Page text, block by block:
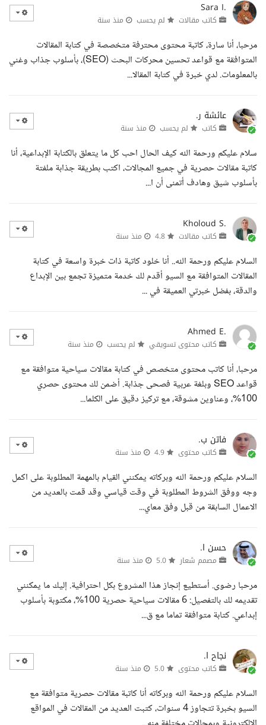
Sara I.
كاتب مقالات لم يحسب منذ سنة
مرحبا، أنا سارة، كاتبة محتوى محترفة متخصصة في كتابة المقالات
المتوافقة مع قواعد تحسين محركات البحث (SEO)، بأسلوب جذاب وغني
بالمعلومات. لدي خبرة في كتابة المقالا...
عائشة ر.
كاتب لم يحسب منذ سنة
سلام عليكم ورحمة الله كيف الحال احب كل ما يتعلق بالكتابة الإبداعية، أنا
كاتبة مقالات حصرية في جميع المجالات، اكتب بطريقة جذابة ملفتة
بأسلوب شيق وهادف أتمنى أن ا...
Kholoud S.
كاتب مقالات منذ سنة
السلام عليكم ورحمة الله.. أنا خلود كاتبة ذات خبرة واسعة في كتابة
المقالات المتوافقة مع السيو أقدم لك خدمة متميزة تجمع بين الإبداع
والدقة، بفضل خبرتي العميقة في ...
Ahmed E.
كاتب محتوى تسويقي لم يحسب منذ سنة
مرحبا، أنا كاتب محتوى متخصص في كتابة مقالات سياحية متوافقة مع
قواعد SEO وبلغة عربية فصحى جذابة. أضمن لك محتوى حصري
100%، وعناوين مشوقة، مع تركيز دقيق على الكلما...
فاتن ب.
كاتب محتوى منذ سنة
السلام عليكم ورحمة الله وبركاته يمكنني القيام بالمهمة المطلوبة على اكمل
وجه ووفق الشروط المطلوبة في وقت قياسي وقد قمت بالعديد من
الاعمال السابقة من قبل وفق معاي...
حسن ا.
مصمم شعار منذ سنة
مرحبا رضوى. أستطيع إنجاز هذا المشروع بكل احترافية. إليك ما يمكنني
تقديمه لك بالتفصيل: 6 مقالات سياحية حصرية 100%، مكتوبة بأسلوب
إبداعي. كتابة متوافقة تماما مع ق...
نجاح ا.
كاتب محتوى منذ سنة
السلام عليكم ورحمة الله وبركاته أنا كاتبة مقالات حصرية متوافقة مع
السيو بخبرة تتجاوز 4 سنوات، كتبت العديد من المقالات في المواقع